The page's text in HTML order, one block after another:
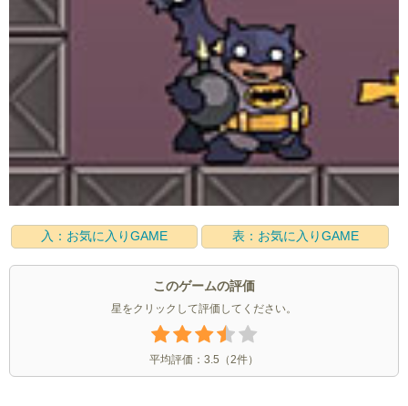
入：お気に入りGAME 表：お気に入りGAME
このゲームの評価
星をクリックして評価してください。
平均評価： 3.5 （2件）